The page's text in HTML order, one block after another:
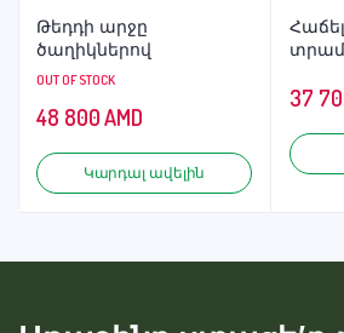
Թեդդի արջը
ծաղիկներով
OUT OF STOCK
48 800AMD
Կարդալ ավելին
37